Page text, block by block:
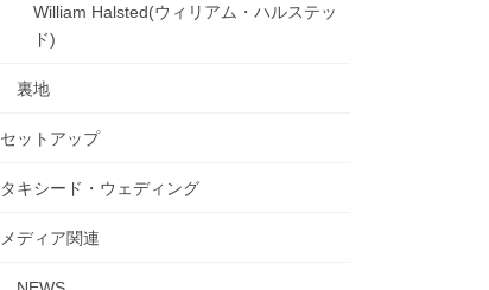
William Halsted(ウィリアム・ハルステッ
ド)
裏地
セットアップ
タキシード・ウェディング
メディア関連